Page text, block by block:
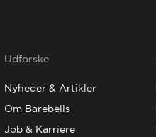
Udforske
Nyheder & Artikler
Om Barebells
Job & Karriere